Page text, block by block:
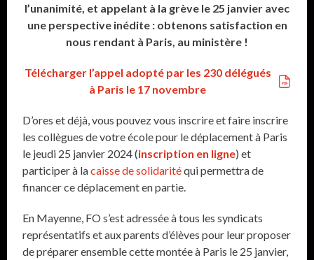
l’unanimité, et appelant à la grève le 25 janvier avec
une perspective inédite : obtenons satisfaction en
nous rendant à Paris, au ministère !
Télécharger l’appel adopté par les 230 délégués
à Paris le 17 novembre
D’ores et déjà, vous pouvez vous inscrire et faire inscrire
les collègues de votre école pour le déplacement à Paris
le jeudi 25 janvier 2024 (inscription en ligne) et
participer à lacaisse de solidaritéqui permettra de
financer ce déplacement en partie.
En Mayenne, FO s’est adressée à tous les syndicats
représentatifs et aux parents d’élèves pour leur proposer
de préparer ensemble cette montée à Paris le 25 janvier,